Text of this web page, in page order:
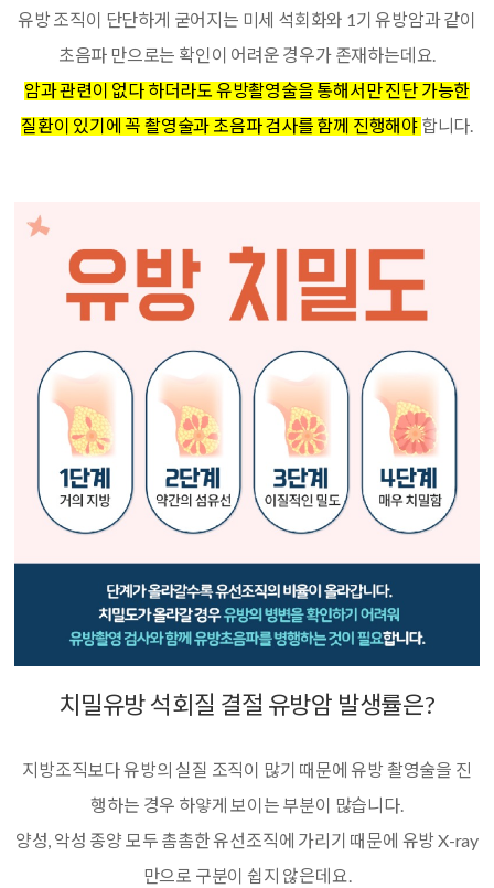
유방 조직이 단단하게 굳어지는 미세 석회화와 1기 유방암과 같이
초음파 만으로는 확인이 어려운 경우가 존재하는데요.
암과 관련이 없다 하더라도 유방촬영술을 통해서만 진단 가능한
질환이 있기에 꼭 촬영술과 초음파 검사를 함께 진행해야 합니다.
치밀유방 석회질 결절 유방암 발생률은?
지방조직보다 유방의 실질 조직이 많기 때문에 유방 촬영술을 진
행하는 경우 하얗게 보이는 부분이 많습니다.
양성, 악성 종양 모두 촘촘한 유선조직에 가리기 때문에 유방 X-ray
만으로 구분이 쉽지 않은데요.